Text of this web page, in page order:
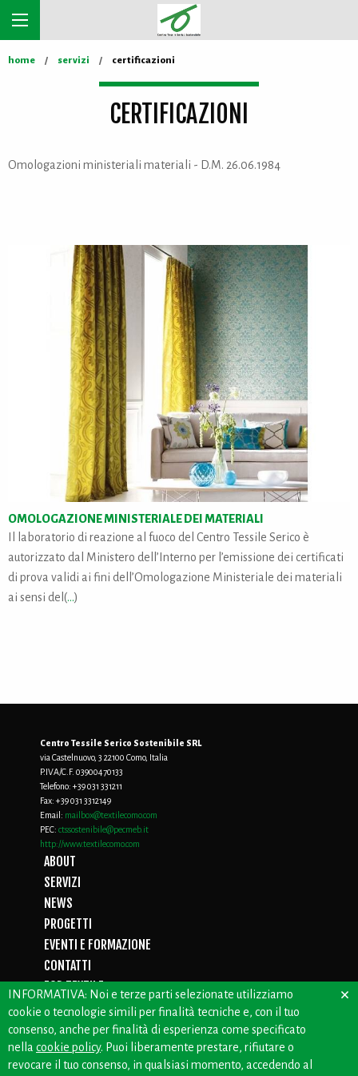
home servizi certificazioni
CERTIFICAZIONI
Omologazioni ministeriali materiali - D.M. 26.06.1984
OMOLOGAZIONE MINISTERIALE DEI MATERIALI
Il laboratorio di reazione al fuoco del Centro Tessile Serico è
autorizzato dal Ministero dell’Interno per l’emissione dei certificati
di prova validi ai fini dell’Omologazione Ministeriale dei materiali
ai sensi del(...)
Centro Tessile Serico Sostenibile SRL
via Castelnuovo, 3 22100 Como, Italia
P.IVA/C.F. 03900470133
Telefono: +39 031 331211
Fax: +39 031 3312149
Email: mailbox@textilecomo.com
PEC: ctssostenibile@pecmeb.it
http://www.textilecomo.com
ABOUT
SERVIZI
NEWS
PROGETTI
EVENTI E FORMAZIONE
CONTATTI
FOR TEXTILE
D.LGS. 231/01
WHISTLEBLOWING
INFORMATIVA: Noi e terze parti selezionate utilizziamo
cookie o tecnologie simili per finalità tecniche e, con il tuo
consenso, anche per finalità di esperienza come specificato
nella cookie policy. Puoi liberamente prestare, rifiutare o
revocare il tuo consenso, in qualsiasi momento, accedendo al
×